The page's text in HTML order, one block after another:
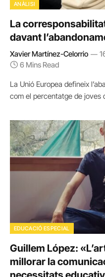
ANÀLISI
La
davant
Xavier Martínez-Celorrio
6 Mins Read
La Unió Europea defineix
com el percentatge de joves
EDUCACIÓ ESPECIAL
Guillem López:
millorar la